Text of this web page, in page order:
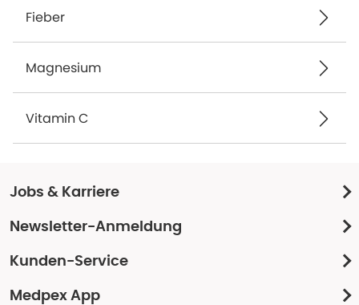
Fieber
Magnesium
Vitamin C
Jobs & Karriere
Newsletter-Anmeldung
Kunden-Service
Medpex App